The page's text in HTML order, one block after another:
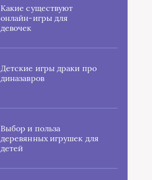
Какие существуют
онлайн-игры для
девочек
Детские игры драки про
диназавров
Выбор и польза
деревянных игрушек для
детей